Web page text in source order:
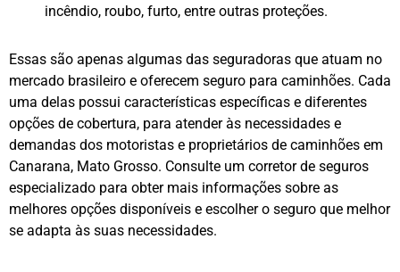
incêndio, roubo, furto, entre outras proteções.
Essas são apenas algumas das seguradoras que atuam no
mercado brasileiro e oferecem seguro para caminhões. Cada
uma delas possui características específicas e diferentes
opções de cobertura, para atender às necessidades e
demandas dos motoristas e proprietários de caminhões em
Canarana, Mato Grosso. Consulte um corretor de seguros
especializado para obter mais informações sobre as
melhores opções disponíveis e escolher o seguro que melhor
se adapta às suas necessidades.